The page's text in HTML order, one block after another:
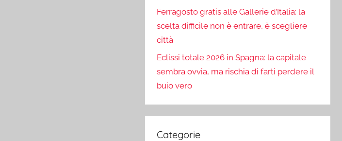
Ferragosto gratis alle Gallerie d’Italia: la
scelta difficile non è entrare, è scegliere
città
Eclissi totale 2026 in Spagna: la capitale
sembra ovvia, ma rischia di farti perdere il
buio vero
Categorie